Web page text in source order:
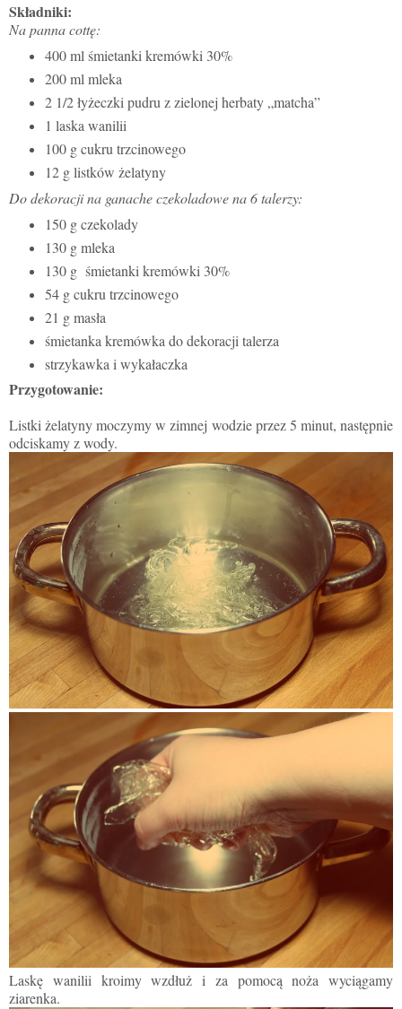
Składniki:
Na panna cottę:
400 ml śmietanki kremówki 30%
200 ml mleka
2 1/2 łyżeczki pudru z zielonej herbaty „matcha”
1 laska wanilii
100 g cukru trzcinowego
12 g listków żelatyny
Do dekoracji na ganache czekoladowe na 6 talerzy:
150 g czekolady
130 gmleka
130 g śmietanki kremówki 30%
54 g cukru trzcinowego
21 g masła
śmietanka kremówka do dekoracji talerza
strzykawka i wykałaczka
Przygotowanie:
Listki żelatyny moczymy w zimnej wodzie przez 5 minut, następnie
odciskamy z wody.
Laskę wanilii kroimy wzdłuż i za pomocą noża wyciągamy
ziarenka.